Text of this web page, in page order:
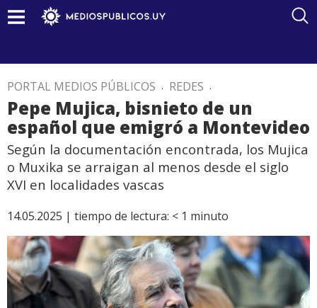
PORTAL MEDIOS PÚBLICOS . REDES .
Pepe Mujica, bisnieto de un
español que emigró a Montevideo
Según la documentación encontrada, los Mujica
o Muxika se arraigan al menos desde el siglo
XVI en localidades vascas
14.05.2025 | tiempo de lectura: < 1 minuto